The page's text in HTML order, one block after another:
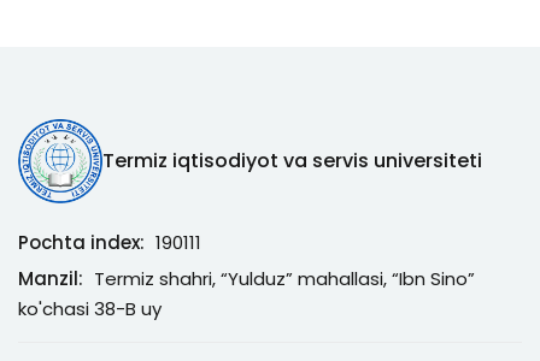
Termiz iqtisodiyot va servis universiteti
Pochta index: 190111
Manzil: Termiz shahri, “Yulduz” mahallasi, “Ibn Sino”
ko'chasi 38-B uy